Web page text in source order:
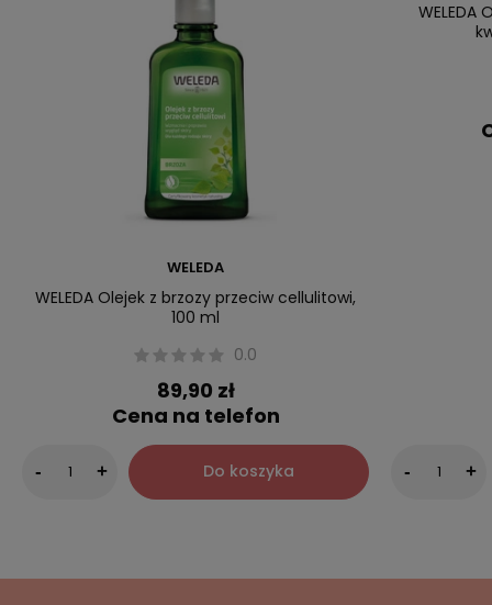
WELEDA
WELEDA Olejek z brzozy przeciw cellulitowi,
100 ml
0.0
89,90 zł
Cena na telefon
- + Do koszyka - +